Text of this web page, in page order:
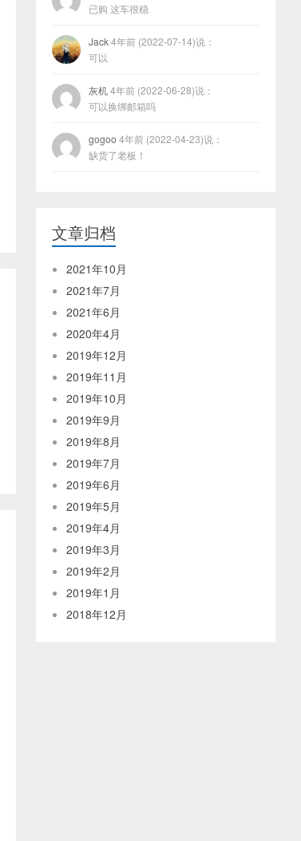
已购 这车很稳
Jack4年前 (2022-07-14)说：
可以
灰机4年前 (2022-06-28)说：
可以换绑邮箱吗
gogoo 4年前 (2022-04-23)说：
缺货了老板！
文章归档
2021年10月
2021年7月
2021年6月
2020年4月
2019年12月
2019年11月
2019年10月
2019年9月
2019年8月
2019年7月
2019年6月
2019年5月
2019年4月
2019年3月
2019年2月
2019年1月
2018年12月